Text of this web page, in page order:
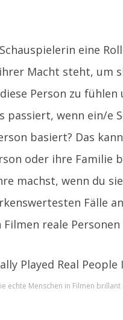
eine
Macht steht, um
Person zu
passiert, wenn ein/e
basiert? Das
oder ihre Familie
machst, wenn du
Fälle
reale
echte Menschen in Filmen